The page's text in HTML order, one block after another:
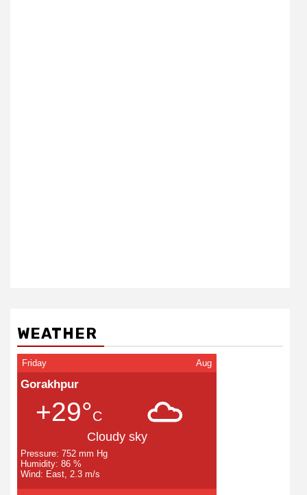
WEATHER
Friday Aug
Gorakhpur
+29°C
Cloudy sky
Pressure: 752 mm Hg
Humidity: 86 %
Wind: East, 2.3 m/s